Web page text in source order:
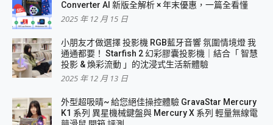
Converter AI 新版全解析 × 年末優惠，一篇全看懂
2025 年 12 月 15 日
小朋友才做選擇 投影機 RGB藍牙音響 氛圍情境燈 我
通通都要！ Starfish 2 幻彩膠囊投影機｜結合「 智慧
投影 & 煥彩流動 」的沈浸式生活新體驗
2025 年 12 月 13 日
外型超吸晴~ 給您絕佳操控體驗 GravaStar Mercury
K1 系列 異星機械鍵盤與 Mercury X 系列 輕量無線電